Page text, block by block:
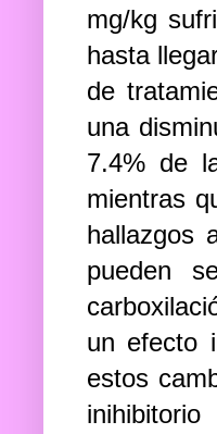
mg/kg
hasta
de
una
7.4% de
mientras
hallazgos
pueden
un efecto
estos